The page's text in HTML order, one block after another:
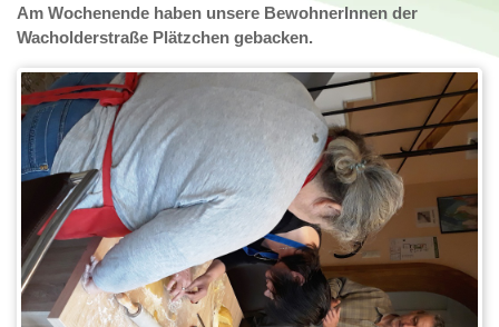
Am Wochenende haben unsere BewohnerInnen der
Wacholderstraße Plätzchen gebacken.